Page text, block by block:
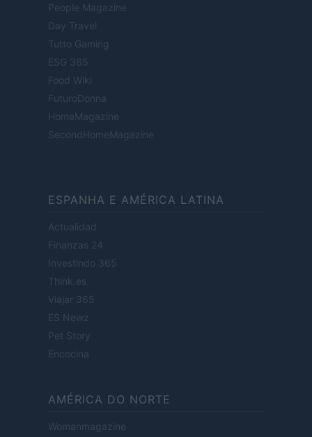
People Magazine
Day Travel
Tutto Gaming
ESG 365
Food Wiki
FuturoDonna
HomeMagazine
SecondHomeMagazine
ESPANHA E AMÉRICA LATINA
Actualidad
Finanzas 24
Investindo 365
Think.es
Viajar 365
ES Newz
Pet Story
Encocina
AMÉRICA DO NORTE
Womanmagazine